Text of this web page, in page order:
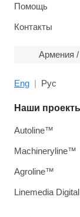
Помощь
Контакты
Армения /
Eng Рус
Наши
Autoline™
Machineryline™
Agroline™
Linemedia